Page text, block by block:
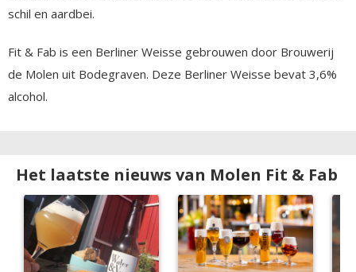
schil en aardbei.
Fit & Fab is een Berliner Weisse gebrouwen door Brouwerij
de Molen uit Bodegraven. Deze Berliner Weisse bevat 3,6%
alcohol.
Het laatste nieuws van Molen Fit & Fab